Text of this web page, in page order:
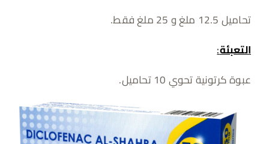
تحاميل 12.5 ملغ و 25 ملغ فقط.
التعبئة:
عبوة كرتونية تحوي 10 تحاميل.